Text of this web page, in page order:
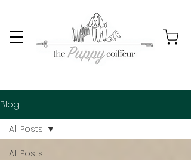
Blog
All Posts
All Posts